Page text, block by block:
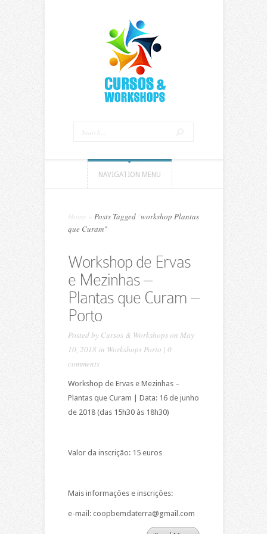
NAVIGATION MENU
Home Posts Tagged workshop Plantas
que Curam"
Workshop de Ervas
e Mezinhas –
Plantas que Curam –
Porto
Posted by Cursos & Workshopson May
10, 2018 in Workshops Porto | 0
comments
Workshop de Ervas e Mezinhas –
Plantas que Curam | Data: 16 de junho
de 2018 (das 15h30 às 18h30)
Valor da inscrição: 15 euros
Mais informações e inscrições:
e-mail: coopbemdaterra@gmail.com